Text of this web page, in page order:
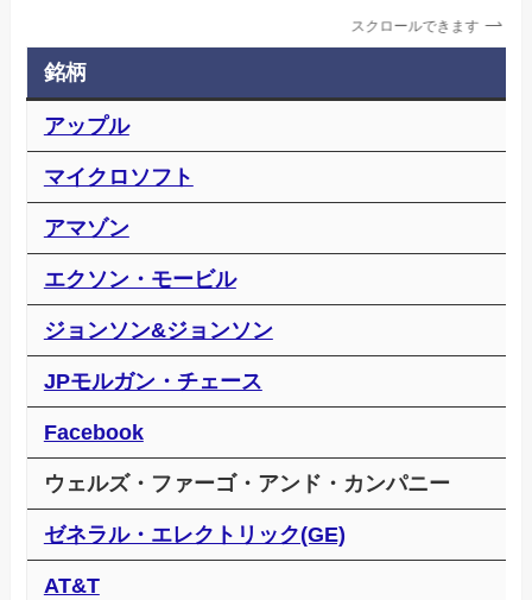
スクロールできます
銘柄
アップル
マイクロソフト
アマゾン
エクソン・モービル
ジョンソン&ジョンソン
JPモルガン・チェース
Facebook
ウェルズ・ファーゴ・アンド・カンパニー
ゼネラル・エレクトリック(GE)
AT&T